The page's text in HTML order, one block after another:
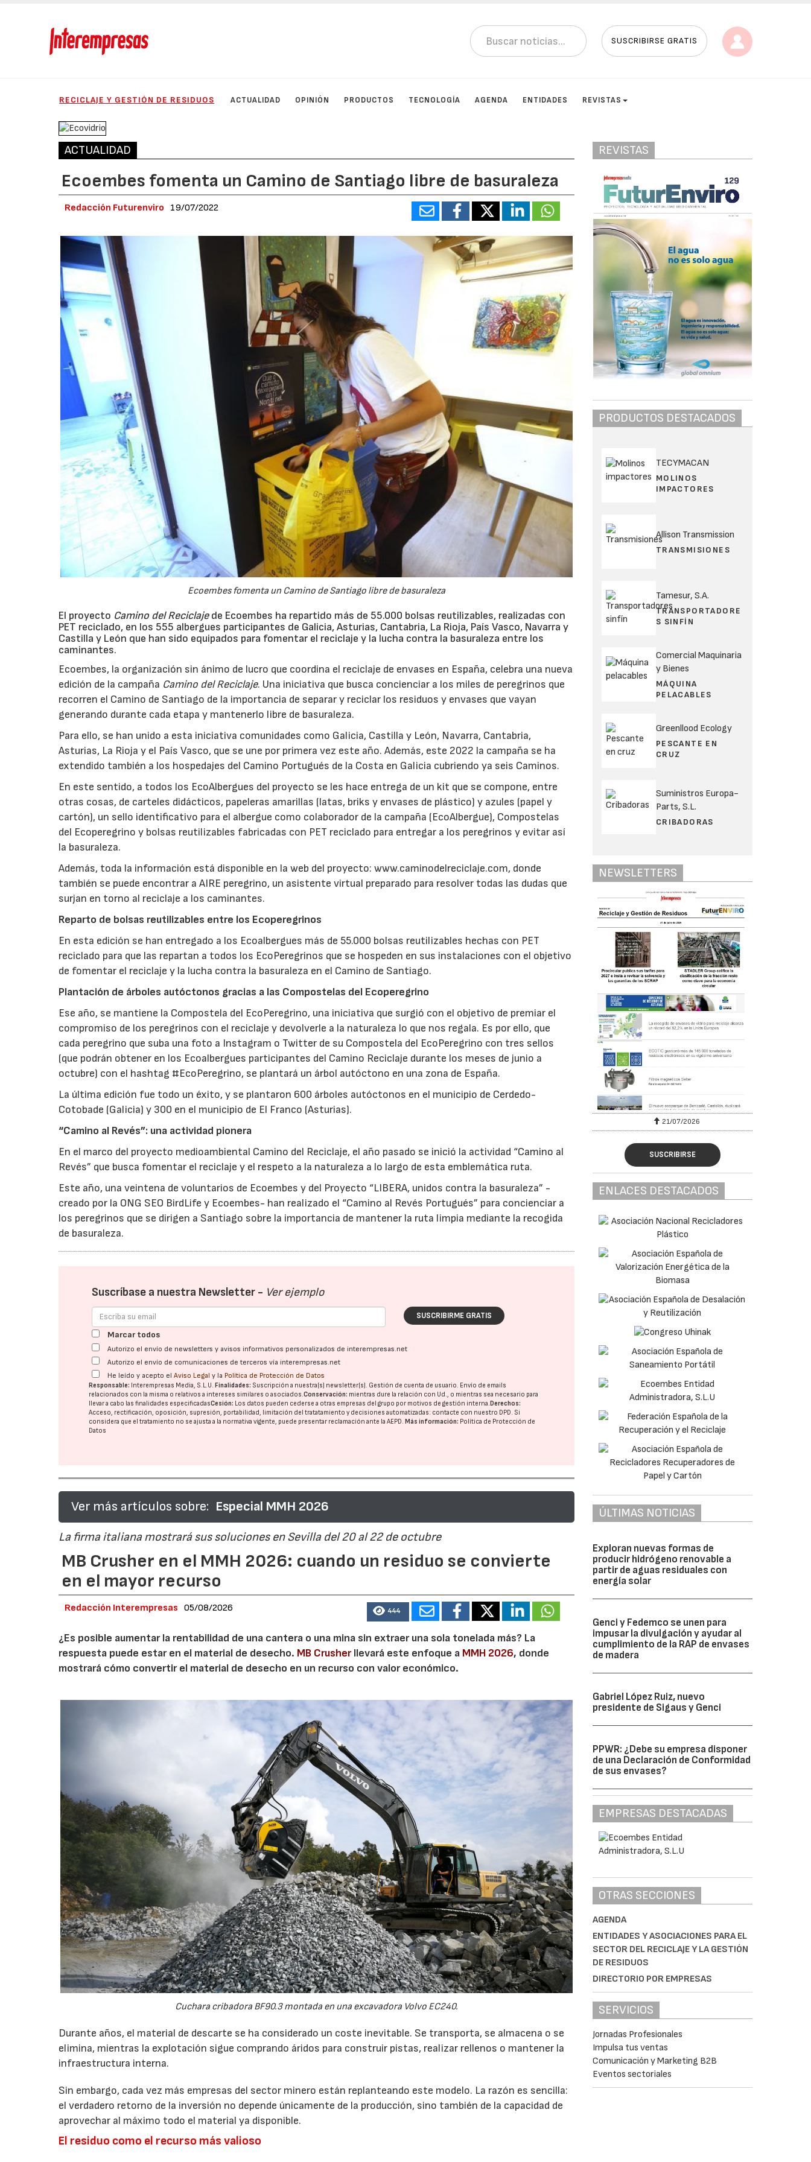
SUSCRIBIRSE GRATIS
RECICLAJE Y GESTIÓN DE RESIDUOS ACTUALIDAD OPINIÓN PRODUCTOS TECNOLOGÍA AGENDA ENTIDADES REVISTAS
ACTUALIDAD
Ecoembes fomenta un Camino de Santiago libre de basuraleza
Redacción Futurenviro 19/07/2022
Ecoembes fomenta un Camino de Santiago libre de basuraleza
El proyecto Camino del Reciclajede Ecoembes ha repartido más de 55.000 bolsas reutilizables, realizadas con
PET reciclado, en los 555 albergues participantes de Galicia, Asturias, Cantabria, La Rioja, País Vasco, Navarra y
Castilla y León que han sido equipados para fomentar el reciclaje y la lucha contra la basuraleza entre los
caminantes.
Ecoembes, la organización sin ánimo de lucro que coordina el reciclaje de envases en España, celebra una nueva
edición de la campaña Camino del Reciclaje. Una iniciativa que busca concienciar a los miles de peregrinos que
recorren el Camino de Santiago de la importancia de separar y reciclar los residuos y envases que vayan
generando durante cada etapa y mantenerlo libre de basuraleza.
Para ello, se han unido a esta iniciativa comunidades como Galicia, Castilla y León, Navarra, Cantabria,
Asturias, La Rioja y el País Vasco, que se une por primera vez este año. Además, este 2022 la campaña se ha
extendido también a los hospedajes del Camino Portugués de la Costa en Galicia cubriendo ya seis Caminos.
En este sentido, a todos los EcoAlbergues del proyecto se les hace entrega de un kit que se compone, entre
otras cosas, de carteles didácticos, papeleras amarillas (latas, briks y envases de plástico) y azules (papel y
cartón), un sello identificativo para el albergue como colaborador de la campaña (EcoAlbergue), Compostelas
del Ecoperegrino y bolsas reutilizables fabricadas con PET reciclado para entregar a los peregrinos y evitar así
la basuraleza.
Además, toda la información está disponible en la web del proyecto: www.caminodelreciclaje.com, donde
también se puede encontrar a AIRE peregrino, un asistente virtual preparado para resolver todas las dudas que
surjan en torno al reciclaje a los caminantes.
Reparto de bolsas reutilizables entre los Ecoperegrinos
En esta edición se han entregado a los Ecoalbergues más de 55.000 bolsas reutilizables hechas con PET
reciclado para que las repartan a todos los EcoPeregrinos que se hospeden en sus instalaciones con el objetivo
de fomentar el reciclaje y la lucha contra la basuraleza en el Camino de Santiago.
Plantación de árboles autóctonos gracias a las Compostelas del Ecoperegrino
Ese año, se mantiene la Compostela del EcoPeregrino, una iniciativa que surgió con el objetivo de premiar el
compromiso de los peregrinos con el reciclaje y devolverle a la naturaleza lo que nos regala. Es por ello, que
cada peregrino que suba una foto a Instagram o Twitter de su Compostela del EcoPeregrino con tres sellos
(que podrán obtener en los Ecoalbergues participantes del Camino Reciclaje durante los meses de junio a
octubre) con el hashtag #EcoPeregrino, se plantará un árbol autóctono en una zona de España.
La última edición fue todo un éxito, y se plantaron 600 árboles autóctonos en el municipio de Cerdedo-
Cotobade (Galicia) y 300 en el municipio de El Franco (Asturias).
“Camino al Revés”: una actividad pionera
En el marco del proyecto medioambiental Camino del Reciclaje, el año pasado se inició la actividad “Camino al
Revés” que busca fomentar el reciclaje y el respeto a la naturaleza a lo largo de esta emblemática ruta.
Este año, una veintena de voluntarios de Ecoembes y del Proyecto “LIBERA, unidos contra la basuraleza” -
creado por la ONG SEO BirdLife y Ecoembes- han realizado el “Camino al Revés Portugués” para concienciar a
los peregrinos que se dirigen a Santiago sobre la importancia de mantener la ruta limpia mediante la recogida
de basuraleza.
Suscríbase a nuestra Newsletter - Ver ejemplo
SUSCRIBIRME GRATIS
Marcar todos
Autorizo el envío de newsletters y avisos informativos personalizados de interempresas.net
Autorizo el envío de comunicaciones de terceros vía interempresas.net
He leído y acepto elAviso Legal y la Política de Protección de Datos
Responsable: Interempresas Media, S.L.U.Finalidades: Suscripción a nuestra(s) newsletter(s). Gestión de cuenta de usuario. Envío de emails
relacionados con la misma o relativos a intereses similares o asociados.Conservación: mientras dure la relación con Ud., o mientras sea necesario para
llevar a cabo las finalidades especificadasCesión: Los datos pueden cederse a otras empresas del grupo por motivos de gestión interna.Derechos:
Acceso, rectificación, oposición, supresión, portabilidad, limitación del tratatamiento y decisiones automatizadas: contacte con nuestro DPD. Si
considera que el tratamiento no se ajusta a la normativa vigente, puede presentar reclamación ante laAEPD.Más información: Política de Protección de
Datos
Ver más artículos sobre: Especial MMH 2026
La firma italiana mostrará sus soluciones en Sevilla del 20 al 22 de octubre
MB Crusher en el MMH 2026: cuando un residuo se convierte
en el mayor recurso
Redacción Interempresas 05/08/2026 444
¿Es posible aumentar la rentabilidad de una cantera o una mina sin extraer una sola tonelada más? La
respuesta puede estar en el material de desecho. MB Crusherllevará este enfoque a MMH 2026, donde
mostrará cómo convertir el material de desecho en un recurso con valor económico.
Cuchara cribadora BF90.3 montada en una excavadora Volvo EC240.
Durante años, el material de descarte se ha considerado un coste inevitable. Se transporta, se almacena o se
elimina, mientras la explotación sigue comprando áridos para construir pistas, realizar rellenos o mantener la
infraestructura interna.
Sin embargo, cada vez más empresas del sector minero están replanteando este modelo. La razón es sencilla:
el verdadero retorno de la inversión no depende únicamente de la producción, sino también de la capacidad de
aprovechar al máximo todo el material ya disponible.
El residuo como el recurso más valioso
REVISTAS
PRODUCTOS DESTACADOS
TECYMACAN
MOLINOS
IMPACTORES
Allison Transmission
TRANSMISIONES
Tamesur, S.A.
TRANSPORTADORE
S SINFÍN
Comercial Maquinaria
y Bienes
MÁQUINA
PELACABLES
Greenllood Ecology
PESCANTE EN
CRUZ
Suministros Europa-
Parts, S.L.
CRIBADORAS
NEWSLETTERS
21/07/2026
SUSCRIBIRSE
ENLACES DESTACADOS
ÚLTIMAS NOTICIAS
Exploran nuevas formas de
producir hidrógeno renovable a
partir de aguas residuales con
energía solar
Genci y Fedemco se unen para
impusar la divulgación y ayudar al
cumplimiento de la RAP de envases
de madera
Gabriel López Ruiz, nuevo
presidente de Sigaus y Genci
PPWR: ¿Debe su empresa disponer
de una Declaración de Conformidad
de sus envases?
EMPRESAS DESTACADAS
OTRAS SECCIONES
AGENDA
ENTIDADES Y ASOCIACIONES PARA EL
SECTOR DEL RECICLAJE Y LA GESTIÓN
DE RESIDUOS
DIRECTORIO POR EMPRESAS
SERVICIOS
Jornadas Profesionales
Impulsa tus ventas
Comunicación y Marketing B2B
Eventos sectoriales